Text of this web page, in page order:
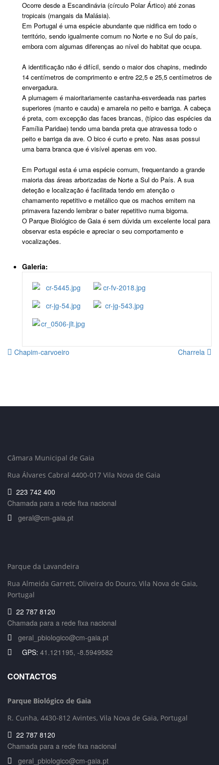
Ocorre desde a Escandinávia (círculo Polar Ártico) até zonas
tropicais (mangais da Malásia).
Em Portugal é uma espécie abundante que nidifica em todo o
território, sendo igualmente comum no Norte e no Sul do país,
embora com algumas diferenças ao nível do habitat que ocupa.
A identificação não é difícil, sendo o maior dos chapins, medindo
14 centímetros de comprimento e entre 22,5 e 25,5 centímetros de
envergadura.
A plumagem é maioritariamente castanha-esverdeada nas partes
superiores (manto e cauda) e amarela no peito e barriga. A cabeça
é preta, com excepção das faces brancas, (típico das espécies da
Família Paridae) tendo uma banda preta que atravessa todo o
peito e barriga da ave. O bico é curto e preto. Nas asas possui
uma barra branca que é visível apenas em voo.
Em Portugal esta é uma espécie comum, frequentando a grande
maioria das áreas arborizadas de Norte a Sul do País. A sua
deteção e localização é facilitada tendo em atenção o
chamamento repetitivo e metálico que os machos emitem na
primavera fazendo lembrar o bater repetitivo numa bigorna.
O Parque Biológico de Gaia é sem dúvida um excelente local para
observar esta espécie e apreciar o seu comportamento e
vocalizações.
Galeria:
Chapim-carvoeiro Charrela
Câmara Municipal de Gaia
Rua Álvares Cabral 4400-017 Vila Nova de Gaia
223 742 400
Chamada para a rede fixa nacional
geral@cm-gaia.pt
Parque da Lavandeira
Rua Almeida Garrett, Oliveira do Douro, Vila Nova de Gaia,
Portugal
22 787 8120
Chamada para a rede fixa nacional
geral_pbiologico@cm-gaia.pt
GPS: 41.121195, -8.5949582
CONTACTOS
Parque Biológico de Gaia
R. Cunha, 4430-812 Avintes, Vila Nova de Gaia, Portugal
22 787 8120
Chamada para a rede fixa nacional
geral_pbiologico@cm-gaia.pt